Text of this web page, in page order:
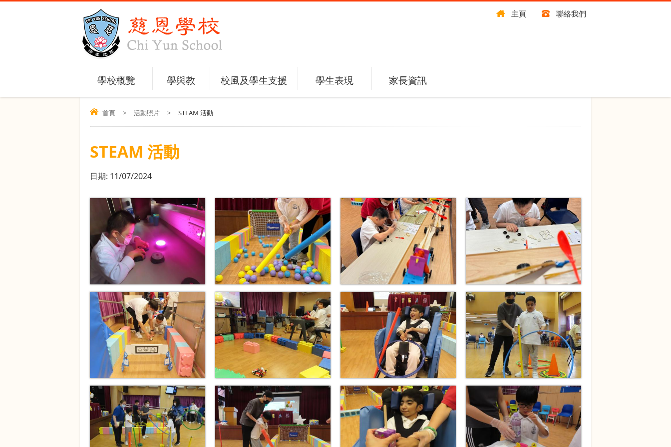
主頁 聯絡我們
學校概覽 學與教 校風及學生支援 學生表現 家長資訊
首頁 > 活動照片 > STEAM 活動
STEAM 活動
日期: 11/07/2024